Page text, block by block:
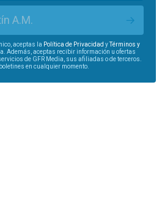
A.M.
aceptas la Política de Privacidad yTérminos y
Además, aceptas recibir información u ofertas
de GFR Media, sus afiliadas o de terceros.
en cualquier momento.